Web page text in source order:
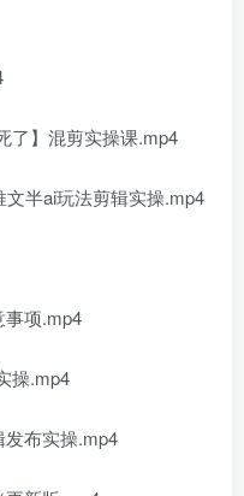
了】混剪实操课.mp4
半ai玩法剪辑实操.mp4
项.mp4
操.mp4
布实操.mp4